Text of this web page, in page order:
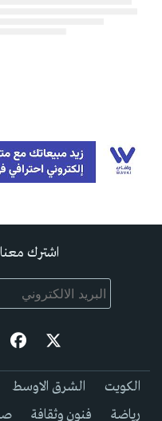
اشترك معنا
الكويت الشرق الاوسط
رياضة
فنون وثقافة